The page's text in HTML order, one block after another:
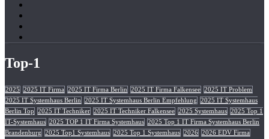
Top-1
2025 2025 IT Firma 2025 IT Firma Berlin 2025 IT Firma Falkensee 2025 IT Problem
2025 IT Systemhaus Berlin
2025 IT Systemhaus Berlin Empfehlung
2025 IT Systemhaus
Berlin Top
2025 IT Techniker 2025 IT Techniker Falkensee 2025 Systemhaus 2025 Top 1
IT-Systemhaus 2025 TOP 1 IT Firma Systemhaus 2025 Top 1 IT Firma Systemhaus Berlin
Brandenburg
2025 Top1 Systemhaus 2025 Top 1 Systemhaus 2026 2026 EDV Firma